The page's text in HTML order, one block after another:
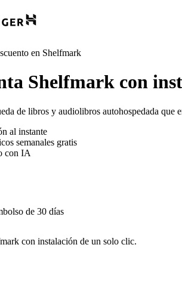
en Shelfmark
Shelfmark con
de libros y audiolibros autohospedada
al instante
semanales gratis
con IA
de 30 días